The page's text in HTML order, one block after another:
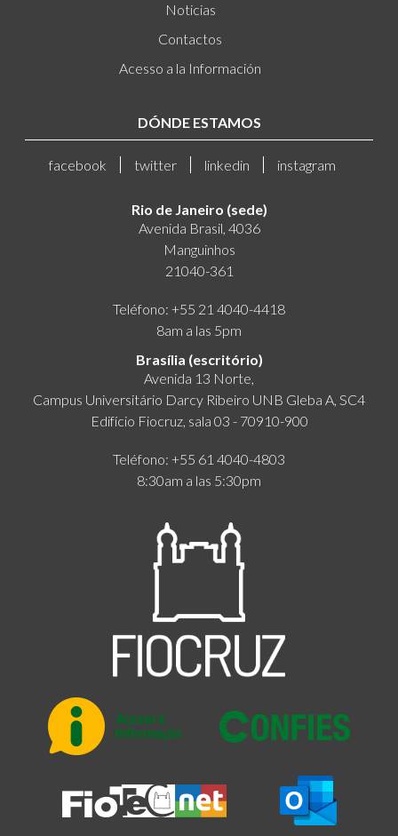
Noticias
Contactos
Acesso a la Información
DÓNDE ESTAMOS
facebook twitter linkedin instagram
Rio de Janeiro (sede)
Avenida Brasil, 4036
Manguinhos
21040-361
Teléfono: +55 21 4040-4418
8am a las 5pm
Brasília (escritório)
Avenida 13 Norte,
Campus Universitário Darcy Ribeiro UNB Gleba A, SC4
Edifício Fiocruz, sala 03 - 70910-900
Teléfono: +55 61 4040-4803
8:30am a las 5:30pm